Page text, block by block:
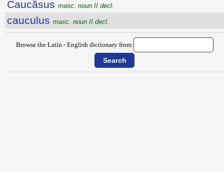
Caucăsus masc. noun II decl.
cauculus masc. noun II decl.
Browse the Latin - English dictionary from: